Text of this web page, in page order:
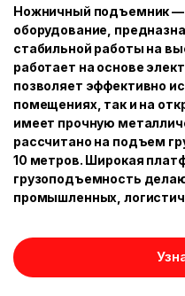
Ножничный подъемник
оборудование,
стабильной работы на
работает на основе
позволяет эффективно
помещениях, так и на
имеет прочную
рассчитано на подъем
10 метров. Широкая
грузоподъемность
промышленных,